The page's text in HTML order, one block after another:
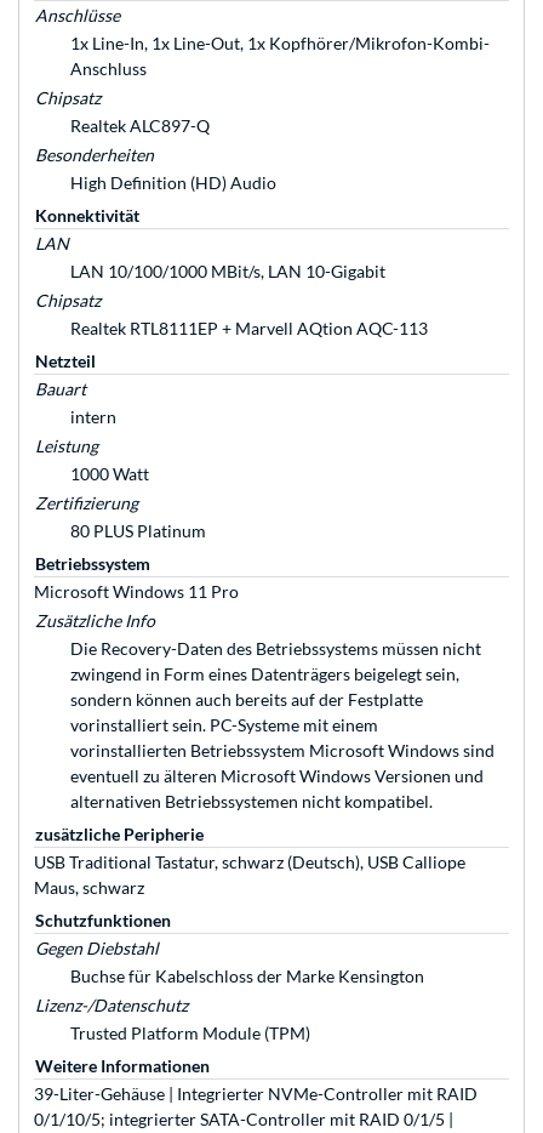
Anschlüsse
1x Line-In, 1x Line-Out, 1x Kopfhörer/Mikrofon-Kombi-
Anschluss
Chipsatz
Realtek ALC897-Q
Besonderheiten
High Definition (HD) Audio
Konnektivität
LAN
LAN 10/100/1000 MBit/s, LAN 10-Gigabit
Chipsatz
Realtek RTL8111EP + Marvell AQtion AQC-113
Netzteil
Bauart
intern
Leistung
1000 Watt
Zertifizierung
80 PLUS Platinum
Betriebssystem
Microsoft Windows 11 Pro
Zusätzliche Info
Die Recovery-Daten des Betriebssystems müssen nicht
zwingend in Form eines Datenträgers beigelegt sein,
sondern können auch bereits auf der Festplatte
vorinstalliert sein. PC-Systeme mit einem
vorinstallierten Betriebssystem Microsoft Windows sind
eventuell zu älteren Microsoft Windows Versionen und
alternativen Betriebssystemen nicht kompatibel.
zusätzliche Peripherie
USB Traditional Tastatur, schwarz (Deutsch), USB Calliope
Maus, schwarz
Schutzfunktionen
Gegen Diebstahl
Buchse für Kabelschloss der Marke Kensington
Lizenz-/Datenschutz
Trusted Platform Module (TPM)
Weitere Informationen
39-Liter-Gehäuse | Integrierter NVMe-Controller mit RAID
0/1/10/5; integrierter SATA-Controller mit RAID 0/1/5 |